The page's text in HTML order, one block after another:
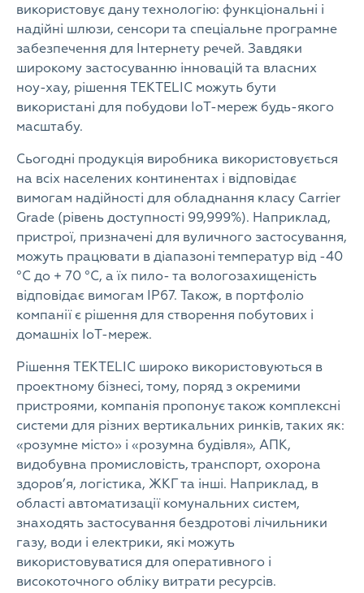
використовує дану технологію: функціональні і
надійні шлюзи, сенсори та спеціальне програмне
забезпечення для Інтернету речей. Завдяки
широкому застосуванню інновацій та власних
ноу-хау, рішення TEKTELIC можуть бути
використані для побудови IoT-мереж будь-якого
масштабу.
Сьогодні продукція виробника використовується
на всіх населених континентах і відповідає
вимогам надійності для обладнання класу Carrier
Grade (рівень доступності 99,999%). Наприклад,
пристрої, призначені для вуличного застосування,
можуть працювати в діапазоні температур від -40
°C до + 70 °C, а їх пило- та вологозахищеність
відповідає вимогам IP67. Також, в портфоліо
компанії є рішення для створення побутових і
домашніх IoT-мереж.
Рішення TEKTELIC широко використовуються в
проектному бізнесі, тому, поряд з окремими
пристроями, компанія пропонує також комплексні
системи для різних вертикальних ринків, таких як:
«розумне місто» і «розумна будівля», АПК,
видобувна промисловість, транспорт, охорона
здоров’я, логістика, ЖКГ та інші. Наприклад, в
області автоматизації комунальних систем,
знаходять застосування бездротові лічильники
газу, води і електрики, які можуть
використовуватися для оперативного і
високоточного обліку витрати ресурсів.